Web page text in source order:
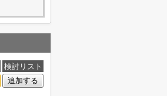
検討リスト
追加する